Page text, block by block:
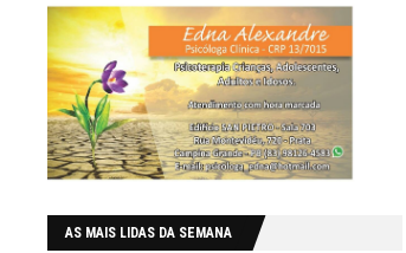
AS MAIS LIDAS DA SEMANA